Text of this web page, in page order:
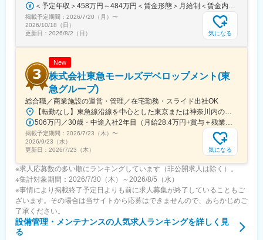
＜予定年収＞458万円～484万円＜賃金形態＞月給制＜賃金内訳＞月額（基本給）：263,000円～278,000円＜月給＞263,000円～278,000円＜昇給有無＞有＜残業手当＞有＜給与補足＞前職の経験・年収を考慮します。予定年収は月15時間の残業代を想定、加味した概算年収となります。■モデル年収：リーダー層：532万円～（+残業代）、マネジャー：745万円～賃金はあくまでも目安の金額であり、選考を通じて上下する可能性があります。月給(月額)は固定手当を含めた表記です。
掲載予定期間： 2026/7/20（月） 〜
2026/10/18（日）
更新日： 2026/8/2（日） 気になる
New
株式会社東急モールズデベロップメント(東
急グループ)
総合職／商業施設の運営・管理／在宅勤務・スライド出社OK
【転勤なし】東急線沿線を中心とした東京または神奈川内のいずれかの商業施設または本社【本社】東京都渋谷区道玄坂1-10-7 五島育英会ビル5F【商業施設】■二子玉川ライズ・ショッピングセンター■たまプラーザ テラス■グランベリーパーク■港北 TOKYU S.C.■青葉台東急スクエア■武蔵小杉東急スクエア■みなとみらい東急スクエア ほか
506万円／30歳・中途入社2年目（月給28.4万円+賞与＋残業代月20時間分） 637万円／35歳・中途入社4年目（月給35.7万円+賞与＋残業代月20時間分）
掲載予定期間： 2026/7/23（木） 〜
2026/9/23（水）
更新日： 2026/7/23（木） 気になる
※求人応募数の多い順にランキングしています（非公開求人は除く）。
※集計対象期間：2026/7/30（木）～2026/8/5（水）
※事情により掲載終了予定日よりも前に求人募集が終了していることもご
ざいます。その場合は当サイトから応募はできませんので、あらかじめご
了承ください。
設備管理・メンテナンスの人気求人ランキングを詳しく見
る